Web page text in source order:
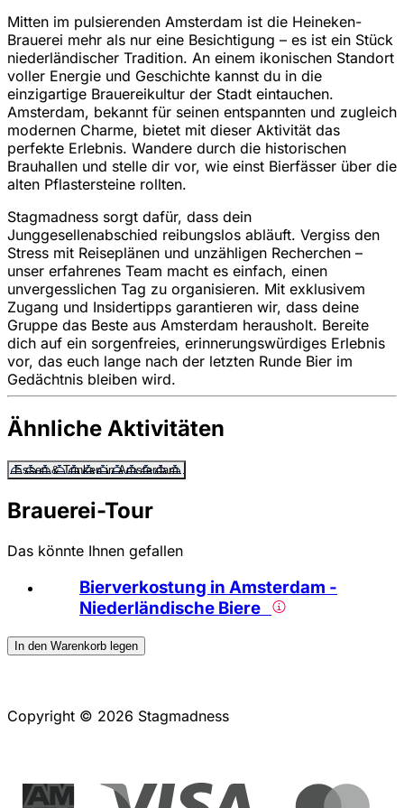
Mitten im pulsierenden Amsterdam ist die Heineken-
Brauerei mehr als nur eine Besichtigung – es ist ein Stück
niederländischer Tradition. An einem ikonischen Standort
voller Energie und Geschichte kannst du in die
einzigartige Brauereikultur der Stadt eintauchen.
Amsterdam, bekannt für seinen entspannten und zugleich
modernen Charme, bietet mit dieser Aktivität das
perfekte Erlebnis. Wandere durch die historischen
Brauhallen und stelle dir vor, wie einst Bierfässer über die
alten Pflastersteine rollten.
Stagmadness sorgt dafür, dass dein
Junggesellenabschied reibungslos abläuft. Vergiss den
Stress mit Reiseplänen und unzähligen Recherchen –
unser erfahrenes Team macht es einfach, einen
unvergesslichen Tag zu organisieren. Mit exklusivem
Zugang und Insidertipps garantieren wir, dass deine
Gruppe das Beste aus Amsterdam herausholt. Bereite
dich auf ein sorgenfreies, erinnerungswürdiges Erlebnis
vor, das euch lange nach der letzten Runde Bier im
Gedächtnis bleiben wird.
Ähnliche Aktivitäten
Essen & Trinken in Amsterdam
Brauerei-Tour
Das könnte Ihnen gefallen
Bierverkostung in Amsterdam -
Niederländische Biere
In den Warenkorb legen
Copyright © 2026 Stagmadness